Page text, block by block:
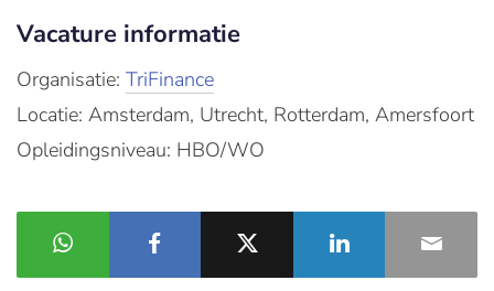
Vacature informatie
Organisatie: TriFinance
Locatie: Amsterdam, Utrecht, Rotterdam, Amersfoort
Opleidingsniveau: HBO/WO